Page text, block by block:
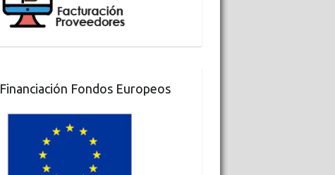
Financiación Fondos Europeos